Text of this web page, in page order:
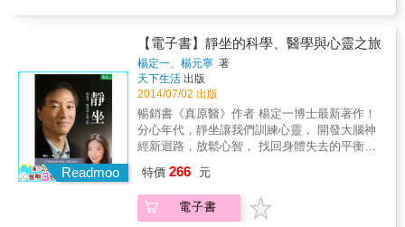
其實只需要用簡單的動作，配合調整呼吸的方
法！ 王薀老師以多年研究靜坐及養生的實修經
驗，總集出最能平衡現代人身心靈的竅訣！找
回現代人失落的能量，重拾自我療癒的養生智
慧。 ★本書一次揭露許多獨門養生功法，搭配
簡單易學的圖文及免費實修教學影片，讓您可
以一次全部學會！
通，身心舒暢。 從最大到最小：打開最大的動
從緊張到放鬆：隨時隨地可以跳，像是最輕鬆
的瑜伽、也像動態的靜坐。 從學習到享受：沒
有任何目的，不需要挑戰極限，單純找回快樂
與健康。 從動再到不動：透過動，達到不動；
從沒有規則，找到規則；從沒有規律，找到規
律；從舞動中，找回內心的寧靜。 & 【楊定一
書房】書系簡介 人的健康，身、心、靈從來沒
是站在全人健康的角度，重新整合從古到今、
世界各地的健康法門與哲學系統，用現代的語
言重新表達，幫助你我活出全部的生命潛能。
伽、也像動態的靜坐。從學習到享受：沒有任
何目的，不需要挑戰極限，單純找回快樂與健
康。從動再到不動：透過動，達到不動；從沒
有規則，找到規則；從沒有規律，找到規律；
從舞動中，找回內心的寧靜。隨書附贈一張
《螺旋舞》全部生命App百元折扣卡歡迎至全部
生命APP購課平台購買《螺旋舞》線上課程搭
配本書實作練習，購課前請先下載全部生命
APP，可免費聽74場讀書會。
木、石頭、桌椅相比，它們可以一坐百年、千
慧，性命雙修。 & 真正的心放鬆就如同雁過寒
潭無聲息，船過長江無水痕，語默動靜都是一
片安然，一個靜坐的人真正地入靜時，他的境
界恍如在千萬人之中無熟識一人般，於紅塵萬
事紛擾中一塵不染，動和靜對他而言都是一樣
的，這個是真正的放鬆時才有辦法進入的境
界。 & 這是一本闡述道家靜坐的實練手冊，也
一般坊間的靜坐不僅迥異，獨門心法更是作者
自少年學道的經驗傳承實錄，實修實證，功夫
了得。 & 有鑑於身心契合的重要，更基於慈悲
Readmoo
【電子書】靜坐的科學、醫學與心靈之旅
楊定一、楊元寧 著
天下生活 出版
2014/07/02 出版
暢銷書《真原醫》作者 楊定一博士最新著作！
分心年代，靜坐讓我們訓練心靈， 開發大腦神
經新迴路，放鬆心智， 找回身體失去的平衡，
的探險之旅，透過靜坐尋找到人生的意義 這是
一趟自我發現的旅程，用開放的心態，就能全
然的放下與領悟 為什麼要學靜坐？靜坐的方法
特價 266 元
電子書